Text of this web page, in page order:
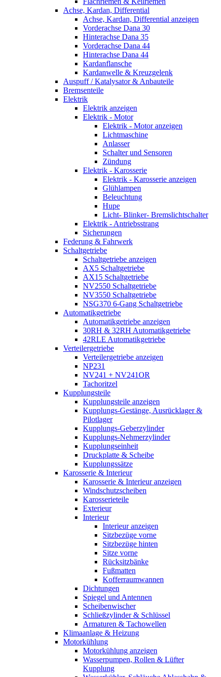
Achse, Kardan, Differential
Achse, Kardan, Differential anzeigen
Vorderachse Dana 30
Hinterachse Dana 35
Vorderachse Dana 44
Hinterachse Dana 44
Kardanflansche
Kardanwelle & Kreuzgelenk
Auspuff / Katalysator & Anbauteile
Bremsenteile
Elektrik
Elektrik anzeigen
Elektrik - Motor
Elektrik - Motor anzeigen
Lichtmaschine
Anlasser
Schalter und Sensoren
Zündung
Elektrik - Karosserie
Elektrik - Karosserie anzeigen
Glühlampen
Beleuchtung
Hupe
Licht- Blinker- Bremslichtschalter
Elektrik - Antriebsstrang
Sicherungen
Federung & Fahrwerk
Schaltgetriebe
Schaltgetriebe anzeigen
AX5 Schaltgetriebe
AX15 Schaltgetriebe
NV2550 Schaltgetriebe
NV3550 Schaltgetriebe
NSG370 6-Gang Schaltgetriebe
Automatikgetriebe
Automatikgetriebe anzeigen
30RH & 32RH Automatikgetriebe
42RLE Automatikgetriebe
Verteilergetriebe
Verteilergetriebe anzeigen
NP231
NV241 + NV241OR
Tachoritzel
Kupplungsteile
Kupplungsteile anzeigen
Kupplungs-Gestänge, Ausrücklager &
Pilotlager
Kupplungs-Geberzylinder
Kupplungs-Nehmerzylinder
Kupplungseinheit
Druckplatte & Scheibe
Kupplungssätze
Karosserie & Interieur
Karosserie & Interieur anzeigen
Windschutzscheiben
Karosserieteile
Exterieur
Interieur
Interieur anzeigen
Sitzbezüge vorne
Sitzbezüge hinten
Sitze vorne
Rücksitzbänke
Fußmatten
Kofferraumwannen
Dichtungen
Spiegel und Antennen
Scheibenwischer
Schließzylinder & Schlüssel
Armaturen & Tachowellen
Klimaanlage & Heizung
Motorkühlung
Motorkühlung anzeigen
Wasserpumpen, Rollen & Lüfter
Kupplung